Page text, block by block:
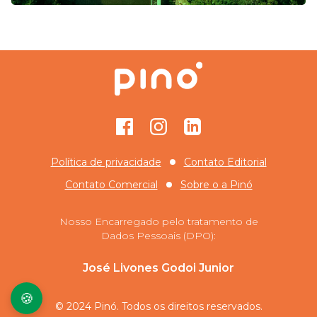
FacebookInstagramGitHub
Política de privacidade
Contato Editorial
Contato Comercial
Sobre o a Pinó
Nosso Encarregado pelo tratamento de
Dados Pessoais (DPO):
José Livones Godoi Junior
© 2024 Pinó. Todos os direitos reservados.
🍪